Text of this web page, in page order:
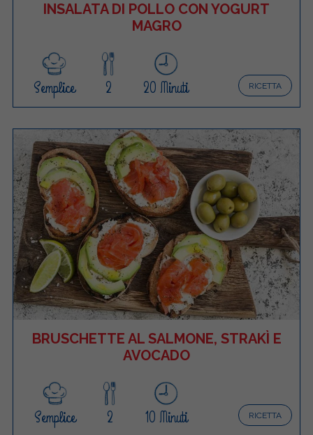
INSALATA DI POLLO CON YOGURT
MAGRO
RICETTA
Semplice 2 20 Minuti
BRUSCHETTE AL SALMONE, STRAKÌ E
AVOCADO
RICETTA
Semplice 2 10 Minuti